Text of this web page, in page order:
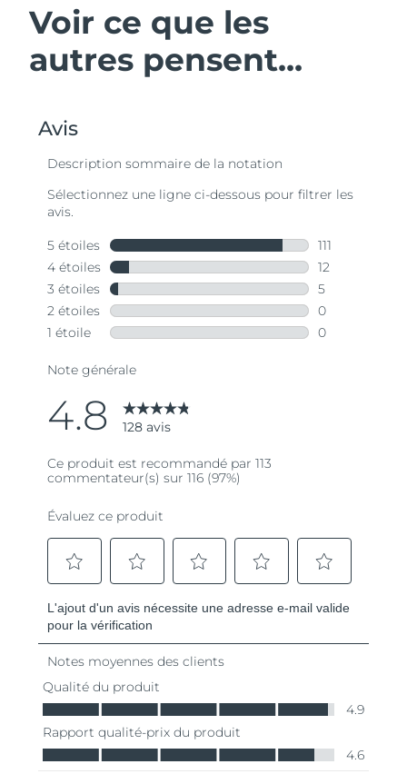
Voir ce que les
autres pensent...